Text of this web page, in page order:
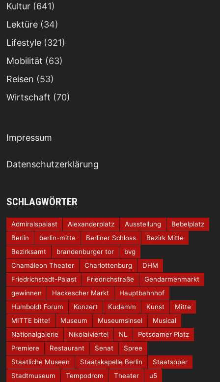
Kultur(641)
Lektüre(34)
Lifestyle(321)
Mobilität (63)
Reisen (53)
Wirtschaft (70)
Impressum
Datenschutzerklärung
SCHLAGWÖRTER
Admiralspalast Alexanderplatz Ausstellung
Bebelplatz
Berlin
berlin-mitte Berliner Schloss
Bezirk Mitte
Bezirksamt
brandenburger tor
bvg
Chamäleon Theater
Charlottenburg
DHM
Friedrichstadt-Palast
Friedrichstraße
Gendarmenmarkt
gewinnen
Hackescher Markt
Hauptbahnhof
Humboldt Forum
Konzert Kudamm Kunst
Mitte
MITTE bitte!
Museum Museumsinsel
Musical
Nationalgalerie
Nikolaiviertel NL
Potsdamer Platz
Premiere
Restaurant Senat
Spree
Staatliche Museen
Staatskapelle Berlin
Staatsoper
Stadtmuseum
Tempodrom Theater u5